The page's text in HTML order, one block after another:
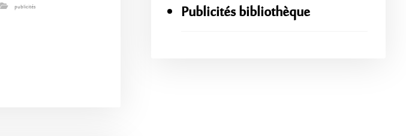
publicités
Publicités bibliothèque